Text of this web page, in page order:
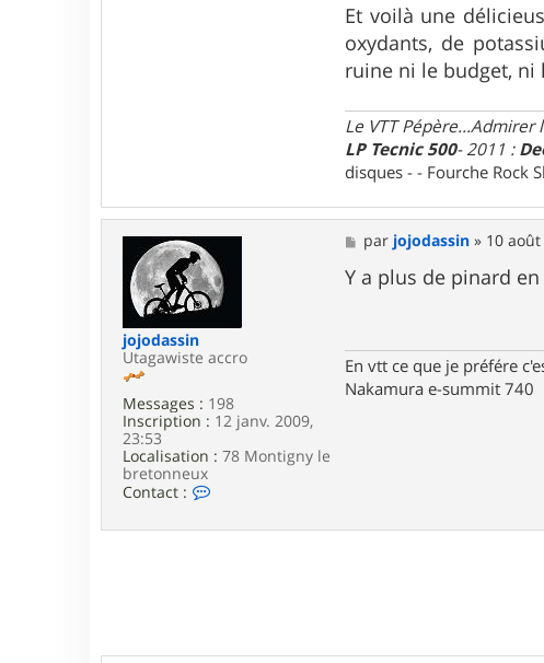
Et voilà une
oxydants, de
ruine ni le budget, ni
Le VTT
LP Tecnic 500- 2011 :
disques - - Fourche Rock
jojodassin
Utagawiste accro
Messages : 198
Inscription : 12 janv. 2009,
23:53
Localisation : 78 Montigny le
bretonneux
Contact :
M
e
s
s
par jojodassin » 10 août
Y a plus de pinard
En vtt ce que je préfére
Nakamura e-summit 740